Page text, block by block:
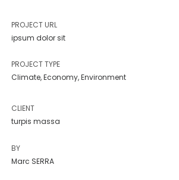
PROJECT URL
ipsum dolor sit
PROJECT TYPE
Climate,Economy,Environment
CLIENT
turpis massa
BY
Marc SERRA